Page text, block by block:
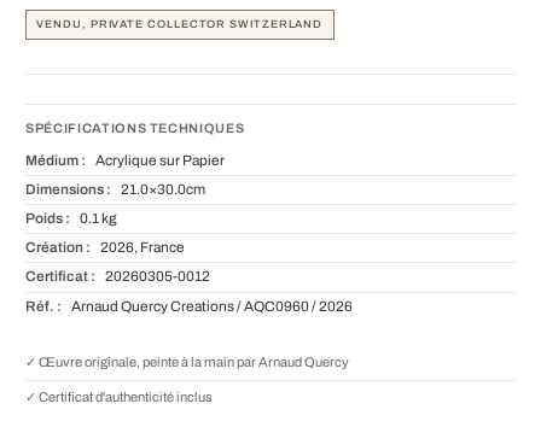
VENDU, PRIVATE COLLECTOR SWITZERLAND
SPÉCIFICATIONS TECHNIQUES
Médium : Acrylique sur Papier
Dimensions : 21.0×30.0cm
Poids : 0.1 kg
Création : 2026, France
Certificat : 20260305-0012
Réf. : Arnaud Quercy Creations / AQC0960 / 2026
✓ Œuvre originale, peinte à la main par Arnaud Quercy
✓ Certificat d'authenticité inclus